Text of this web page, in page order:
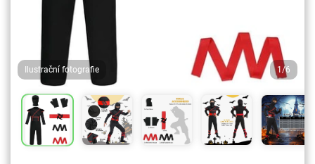
Ilustrační fotografie 1/6